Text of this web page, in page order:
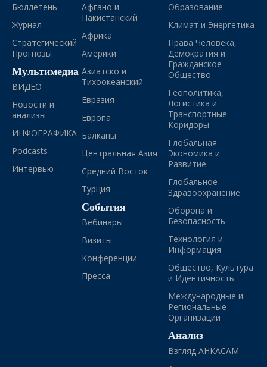
Бюллетень
Журнал
Стратегический
Прогнозы
Мультимедиа
ВИДЕО
Новости и
анализы
ИНФОГРАФИКА
Podcasts
Интервью
Афгано и
Пакистанский
Африка
Америки
Азиатско и
Тихоокеанский
Евразия
Европа
Балканы
Центральная Азия
Средний Восток
Турция
События
Вебинары
Визиты
Конференции
Пресса
Образование
Климат и Энергетика
Права Человека,
Демократия и
Гражданское
Общество
Геополитика,
Логистика и
Транспортные
Коридоры
Глобальная
Экономика и
Развитие
Глобальное
Здравоохранение
Оборона и
Безопасность
Технология и
Информация
Общество, Культура
и Идентичность
Международные и
Региональные
Организации
Анализ
Взгляд АНКАСАМ